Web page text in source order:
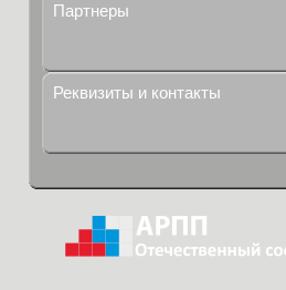
Партнеры
Реквизиты и контакты